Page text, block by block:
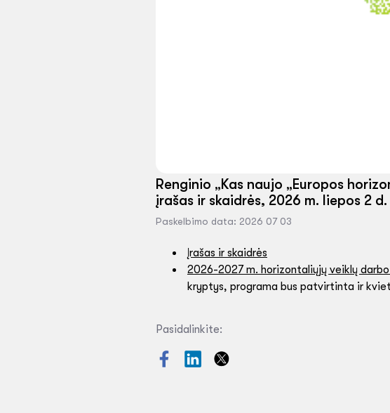
Renginio „Kas naujo „Europos
įrašas ir skaidrės, 2026 m. liepos 2 d.
Paskelbimo data: 2026 07 03
Įrašas ir skaidrės
2026-2027 m. horizontaliųjų veiklų
kryptys, programa bus patvirtinta ir
Pasidalinkite: